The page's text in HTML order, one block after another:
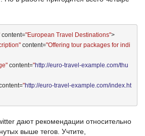
content="European Travel Destinations">
content="Offering tour packages for indi
content="http://euro-travel-example.com/thu
"http://euro-travel-example.com/index.ht
дают рекомендации относительно
выше тегов. Учтите,